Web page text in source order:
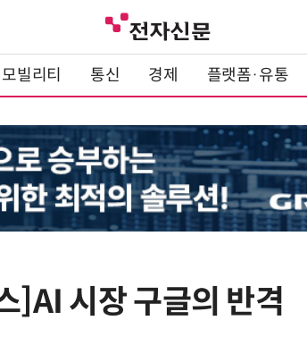
모빌리티 통신 경제 플랫폼·유통
]AI 시장 구글의 반격